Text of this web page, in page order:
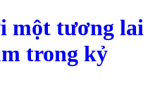
một tương lai
trong kỷ